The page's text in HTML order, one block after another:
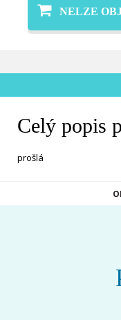
NELZE
Celý popis
prošlá